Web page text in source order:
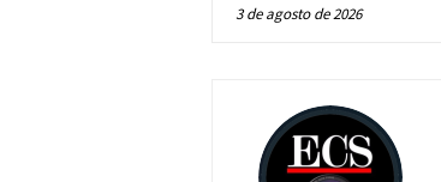
3 de agosto de 2026